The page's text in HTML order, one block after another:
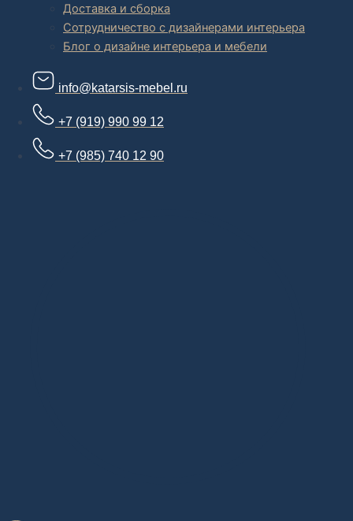
Доставка и сборка
Сотрудничество с дизайнерами интерьера
Блог о дизайне интерьера и мебели
info@katarsis-mebel.ru
+7 (919) 990 99 12
+7 (985) 740 12 90